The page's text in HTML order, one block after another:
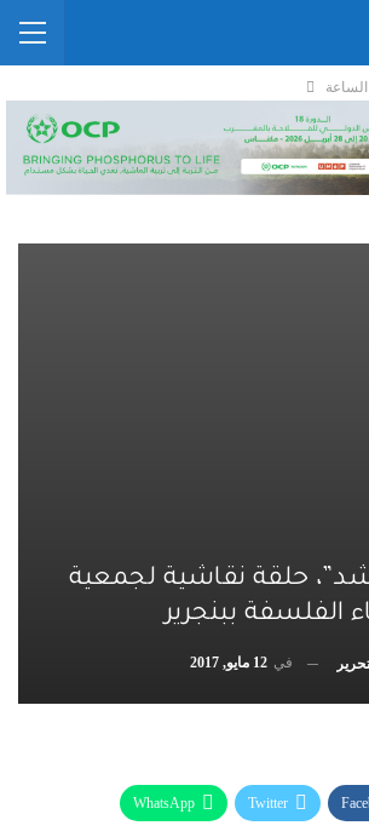
الساعة
حلقة نقاشية لجمعية
الفلسفة ببنجرير
في 12 مايو, 2017
Twitter
WhatsApp